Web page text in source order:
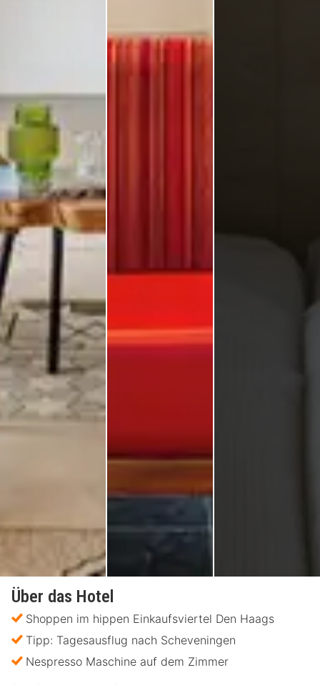
Über das Hotel
Shoppen im hippen Einkaufsviertel Den Haags
Tipp: Tagesausflug nach Scheveningen
Nespresso Maschine auf dem Zimmer